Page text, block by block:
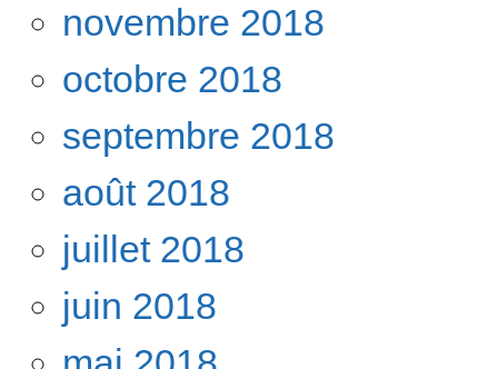
novembre 2018
octobre 2018
septembre 2018
août 2018
juillet 2018
juin 2018